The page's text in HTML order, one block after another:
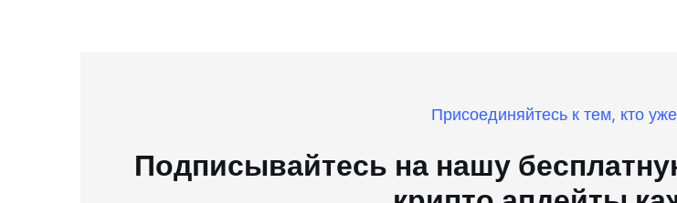
Присоединяйтесь к тем, кто
Подписывайтесь на нашу